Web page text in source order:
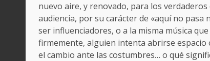
nuevo aire, y renovado, para los
audiencia, por su carácter de «aquí no
ser influenciadores, o a la misma música
firmemente, alguien intenta abrirse espacio
el cambio ante las costumbres… o qué